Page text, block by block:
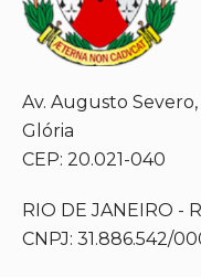
Av. Augusto Severo,
Glória
CEP: 20.021-040
RIO DE JANEIRO -
CNPJ: 31.886.542/